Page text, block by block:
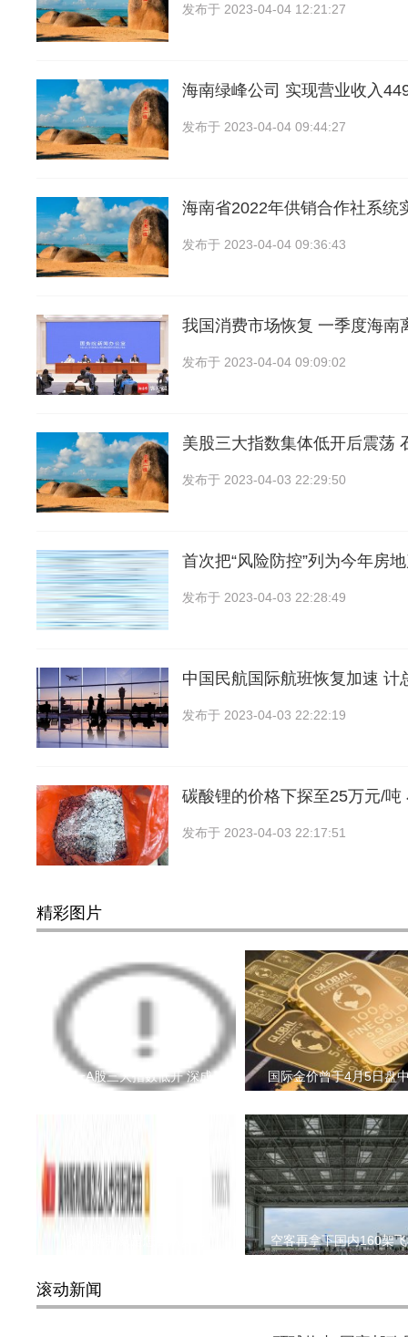
发布于 2023-04-04 12:21:27
海南绿峰公司 实现营业收入
发布于 2023-04-04 09:44:27
海南省2022年供销合作社系统
发布于 2023-04-04 09:36:43
我国消费市场恢复 一季度海南
发布于 2023-04-04 09:09:02
美股三大指数集体低开后震荡
发布于 2023-04-03 22:29:50
首次把“风险防控”列为今年房
发布于 2023-04-03 22:28:49
中国民航国际航班恢复加速 计
发布于 2023-04-03 22:22:19
碳酸锂的价格下探至25万元/吨
发布于 2023-04-03 22:17:51
精彩图片
周一A股三大指数低开 深成 国际金价曾于4月5日盘
空客再拿下国内160架
滚动新闻